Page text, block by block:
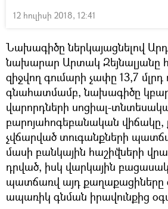
12 հուլիսի 2018, 12:41
Նախագիծը ներկայացնելով
նախարար Արտակ Զեյնալյանը
զիջվող գումարի չափը 13,7
գնահատմամբ, նախագիծը
վարորդների սոցիալ-
բարոյահոգեբանական վիճակը,
չվճարված տուգանքների
մասի բանկային հաշիվների
դրված, իսկ վարկային
պատճառվ այդ քաղաքացիները
ապառիկ գնման իրավունքից